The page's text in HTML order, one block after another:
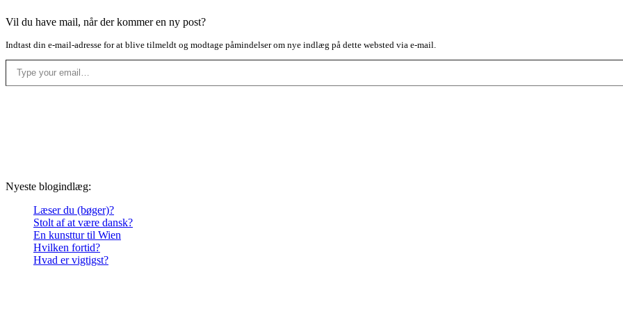
Vil du have mail, når der kommer en ny post?
Indtast din e-mail-adresse for at blive tilmeldt og modtage påmindelser om nye indlæg på dette websted via e-mail.
Type your email…
Nyeste blogindlæg:
Læser du (bøger)?
Stolt af at være dansk?
En kunsttur til Wien
Hvilken fortid?
Hvad er vigtigst?